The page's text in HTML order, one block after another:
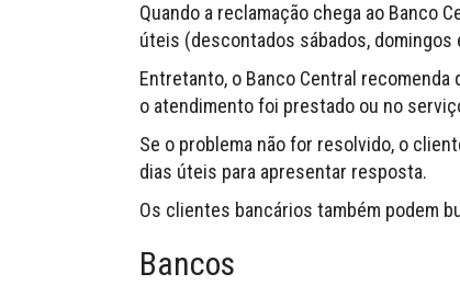
Quando a reclamação chega ao Banco
úteis (descontados sábados, domingos
Entretanto, o Banco Central
o atendimento foi prestado ou no
Se o problema não for resolvido, o
dias úteis para apresentar resposta.
Os clientes bancários também podem
Bancos